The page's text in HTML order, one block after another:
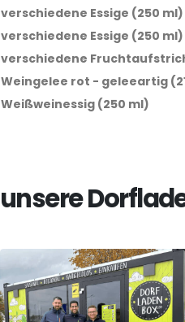
verschiedene Essige (250
verschiedene Essige (250
verschiedene
Weingelee rot - geleeartig
Weißweinessig (250 ml)
unsere